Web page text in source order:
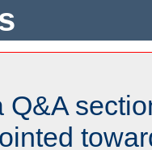
Q&A